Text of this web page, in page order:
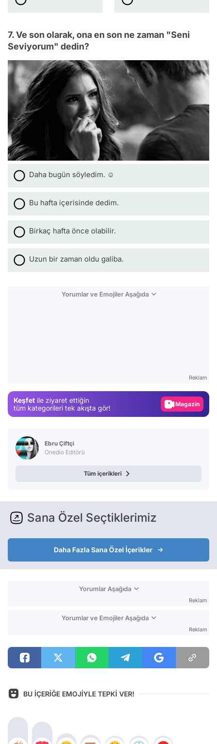
7. Ve son olarak, ona en son ne zaman "Seni
Seviyorum" dedin?
Daha bugün söyledim. ☺️
Bu hafta içerisinde dedim.
Birkaç hafta önce olabilir.
Uzun bir zaman oldu galiba.
Yorumlar ve Emojiler Aşağıda
Reklam
Keşfet ile ziyaret ettiğin
tüm kategorileri tek akışta gör!
Video
Ebru Çiftçi
Onedio Editörü
Tüm içerikleri
Sana Özel Seçtiklerimiz
Daha Fazla Sana Özel İçerikler
Yorumlar Aşağıda
Reklam
Yorumlar ve Emojiler Aşağıda
Reklam
BU İÇERİĞE EMOJİYLE TEPKİ VER!